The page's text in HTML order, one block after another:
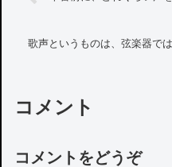
歌声というものは、弦楽器で
コメント
コメントをどうぞ